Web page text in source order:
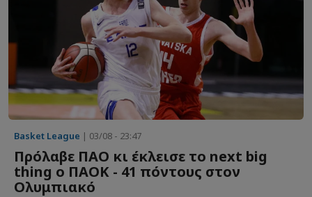
Basket League | 03/08 - 23:47
Πρόλαβε ΠΑΟ κι έκλεισε το next big
thing ο ΠΑΟΚ - 41 πόντους στον
Ολυμπιακό